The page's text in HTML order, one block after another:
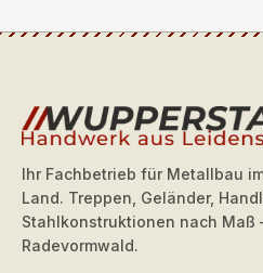
Ihr Fachbetrieb für Metallbau
Land. Treppen, Geländer,
Stahlkonstruktionen nach Maß
Radevormwald.